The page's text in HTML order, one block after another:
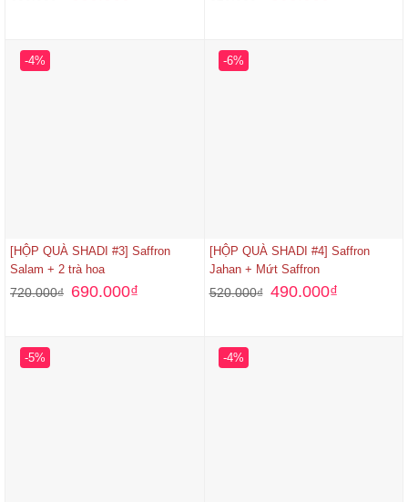
-4%
[HỘP QUÀ SHADI #3] Saffron
Salam + 2 trà hoa
720.000₫ 690.000₫
-6%
[HỘP QUÀ SHADI #4] Saffron
Jahan + Mứt Saffron
520.000₫ 490.000₫
-5% -4%